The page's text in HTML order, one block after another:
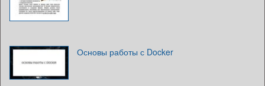
Основы работы с Docker